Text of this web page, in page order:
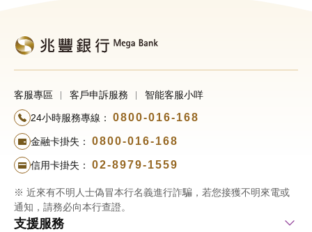
客服專區 客戶申訴服務 智能客服小咩
24小時服務專線： 0800-016-168
金融卡掛失： 0800-016-168
信用卡掛失： 02-8979-1559
※ 近來有不明人士偽冒本行名義進行詐騙，若您接獲不明來電或
通知，請務必向本行查證。
支援服務